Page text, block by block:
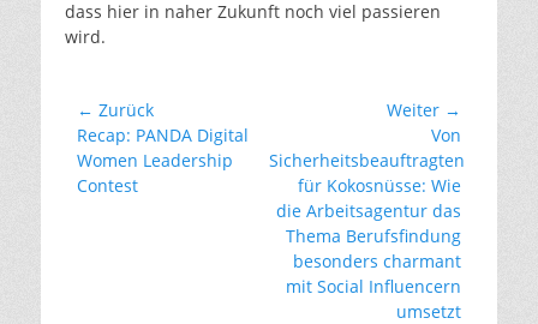
dass hier in naher Zukunft noch viel passieren
wird.
Beitragsnavigation
← Zurück
Vorheriger
Beitrag:
Recap: PANDA Digital
Women Leadership
Contest
Weiter →
Beitrag:
Von
Sicherheitsbeauftragten
für Kokosnüsse: Wie
die Arbeitsagentur das
Thema Berufsfindung
besonders charmant
mit Social Influencern
umsetzt